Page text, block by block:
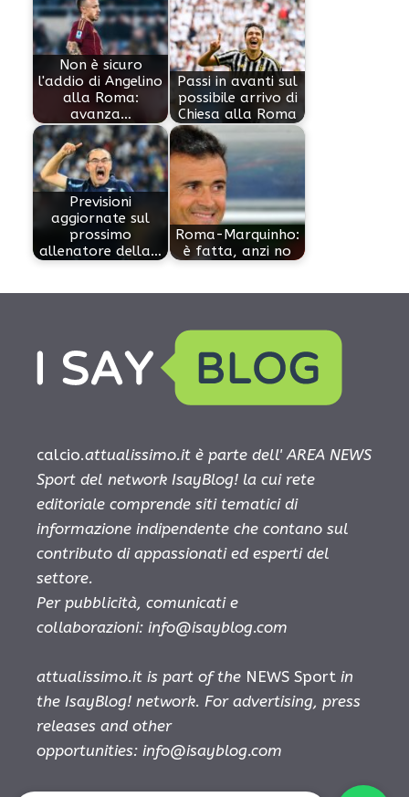
Non è sicuro
l'addio di Angelino
alla Roma:
avanza…
Passi in avanti sul
possibile arrivo di
Chiesa alla Roma
Previsioni
aggiornate sul
prossimo
allenatore della…
Roma-Marquinho:
è fatta, anzi no
calcio.attualissimo.it è parte dell' AREA NEWS
Sport del network IsayBlog! la cui rete
editoriale comprende siti tematici di
informazione indipendente che contano sul
contributo di appassionati ed esperti del
settore.
Per pubblicità, comunicati e
collaborazioni: info@isayblog.com
attualissimo.it is part of the NEWS Sport in
the IsayBlog! network. For advertising, press
releases and other
opportunities: info@isayblog.com